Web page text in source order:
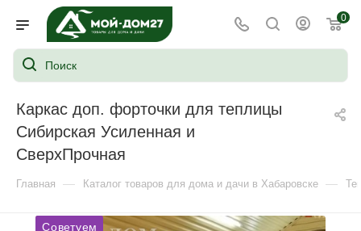
0
Каркас доп. форточки для теплицы
Сибирская Усиленная и
СверхПрочная
Главная — Каталог товаров для дома и дачи в Хабаровске —
Советуем